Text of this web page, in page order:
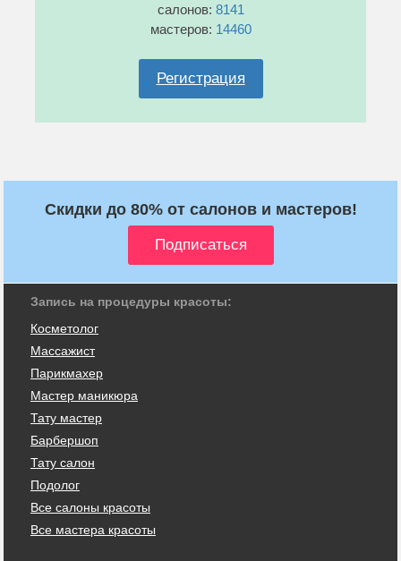
салонов: 8141
мастеров: 14460
Регистрация
Скидки до 80% от салонов и мастеров!
Запись на процедуры красоты:
Косметолог
Массажист
Парикмахер
Мастер маникюра
Тату мастер
Барбершоп
Тату салон
Подолог
Все салоны красоты
Все мастера красоты